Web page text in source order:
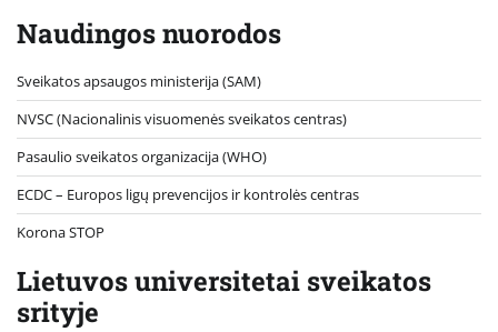
Naudingos nuorodos
Sveikatos apsaugos ministerija (SAM)
NVSC (Nacionalinis visuomenės sveikatos centras)
Pasaulio sveikatos organizacija (WHO)
ECDC – Europos ligų prevencijos ir kontrolės centras
Korona STOP
Lietuvos universitetai sveikatos
srityje